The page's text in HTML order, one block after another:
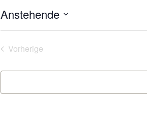
Anstehende
VorherigeVeranstaltungen